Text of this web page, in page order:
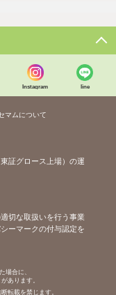
Instagram line
マムについて
証グロース上場）の運
切な取扱いを行う事業
ーマークの付与認定を
場合に、
あります。
転載を禁じます。